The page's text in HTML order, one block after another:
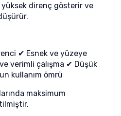
yüksek direnç gösterir ve
✔ Esnek ve yüzeye
verimli çalışma ✔ Düşük
kullanım ömrü
maksimum